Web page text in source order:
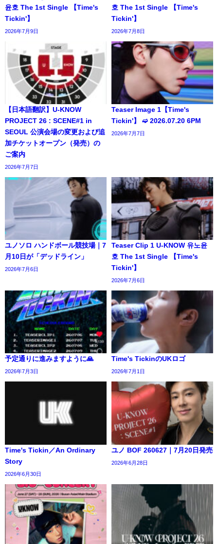
윤호 The 1st Single 【Time's
Tickin'】
2026年7月9日
호 The 1st Single 【Time's
Tickin'】
2026年7月8日
【日本語翻訳】U-KNOW
PROJECT 26 : SCENE#1 in
SEOUL 公演会場の変更および追
加チケットオープン（発売）の
ご案内
2026年7月7日
Teaser Image 1【Time's
Tickin'】 ➫ 2026.07.20 6PM
2026年7月7日
ユノソロ ハンドボール競技場｜7
月10日が「デッドライン」
2026年7月6日
Teaser Clip 1 U-KNOW 유노윤
호 The 1st Single 【Time's
Tickin'】
2026年7月6日
予定通りに進みますように🙏
2026年7月3日
Time's TickinのUKロゴ
2026年7月1日
Time's Tickin／An Ordinary
Story
2026年6月30日
ユノ BOF 260627｜7月20日発売
2026年6月28日